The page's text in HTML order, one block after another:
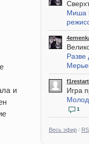
Миша
Разве
Игра
1
Весь эфир/
и